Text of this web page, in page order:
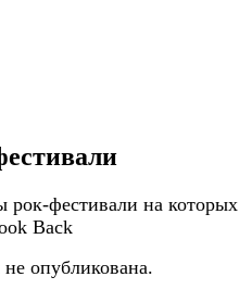
рок-фестивали на которых
Back
опубликована.